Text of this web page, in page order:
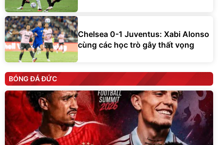
Chelsea 0-1 Juventus: Xabi Alonso
cùng các học trò gây thất vọng
BÓNG ĐÁ ĐỨC